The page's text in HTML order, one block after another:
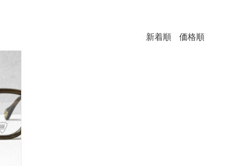
新着順 価格順